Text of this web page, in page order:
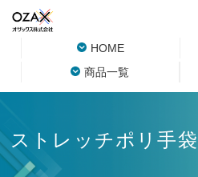
HOME
商品一覧
ストレッチポリ手袋